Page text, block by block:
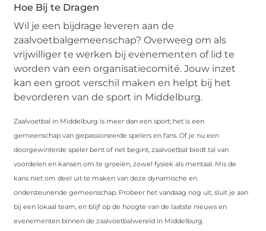
Hoe Bij te Dragen
Wil je een bijdrage leveren aan de
zaalvoetbalgemeenschap? Overweeg om als
vrijwilliger te werken bij evenementen of lid te
worden van een organisatiecomité. Jouw inzet
kan een groot verschil maken en helpt bij het
bevorderen van de sport in Middelburg.
Zaalvoetbal in Middelburg is meer dan een sport; het is een
gemeenschap van gepassioneerde spelers en fans. Of je nu een
doorgewinterde speler bent of net begint, zaalvoetbal biedt tal van
voordelen en kansen om te groeien, zowel fysiek als mentaal. Mis de
kans niet om deel uit te maken van deze dynamische en
ondersteunende gemeenschap. Probeer het vandaag nog uit, sluit je aan
bij een lokaal team, en blijf op de hoogte van de laatste nieuws en
evenementen binnen de zaalvoetbalwereld in Middelburg.